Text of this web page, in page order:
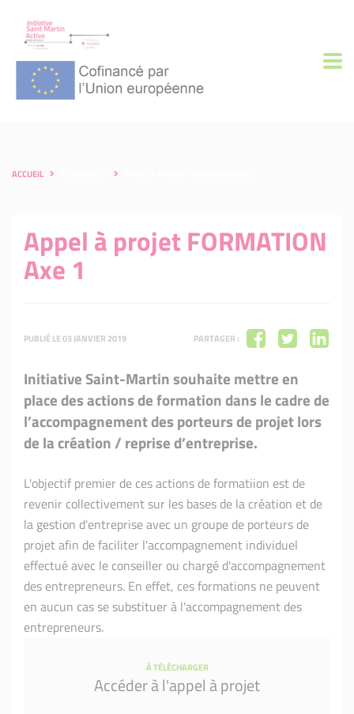
ACCUEIL
Appel à projet FORMATION
Axe 1
PUBLIÉ LE 03 JANVIER 2019 PARTAGER :
Initiative Saint-Martin souhaite mettre en
place des actions de formation dans le cadre de
l’accompagnement des porteurs de projet lors
de la création / reprise d’entreprise.
L'objectif premier de ces actions de formatiion est de
revenir collectivement sur les bases de la création et de
la gestion d'entreprise avec un groupe de porteurs de
projet afin de faciliter l'accompagnement individuel
effectué avec le conseiller ou chargé d'accompagnement
des entrepreneurs. En effet, ces formations ne peuvent
en aucun cas se substituer à l'accompagnement des
entrepreneurs.
À TÉLÉCHARGER
Accéder à l'appel à projet